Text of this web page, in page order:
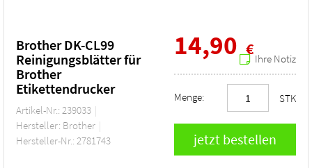
Brother DK-CL99
Reinigungsblätter für
Brother
Etikettendrucker
Artikel-Nr.: 239033
Hersteller: Brother
Hersteller-Nr.: 2781743
14,90 €
Ihre Notiz
Menge: STK